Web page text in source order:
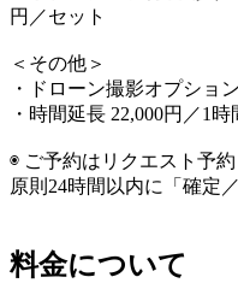
円／セット
＜その他＞
・ドローン撮影オプショ
・時間延長 22,000円／1時
◉ ご予約はリクエスト予約
原則24時間以内に「確定
料金について